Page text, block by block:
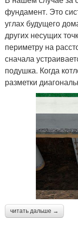
фундамент. Это
углах будущего
других несущих
периметру на
сначала
подушка. Когда
разметки
читать дальше →